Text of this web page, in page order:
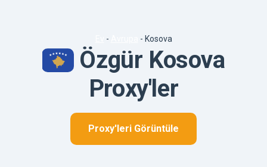
- - Kosova
Özgür Kosova
Proxy'ler
Proxy'leri Görüntüle